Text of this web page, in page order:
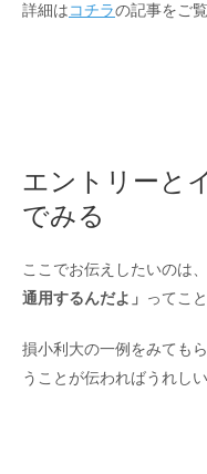
詳細はコチラの記事をご
エントリーと
でみる
ここでお伝えしたいのは、
通用するんだよ」 ってこ
損小利大の一例をみても
うことが伝わればうれし